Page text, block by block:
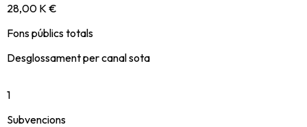
28,00 K €
Fons públics totals
Desglossament per canal sota
1
Subvencions